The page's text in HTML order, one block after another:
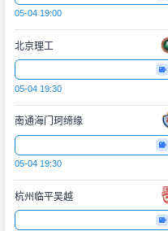
05-04 19:00
北京理工
05-04 19:30
南通海门珂缔缘
05-04 19:30
杭州临平吴越